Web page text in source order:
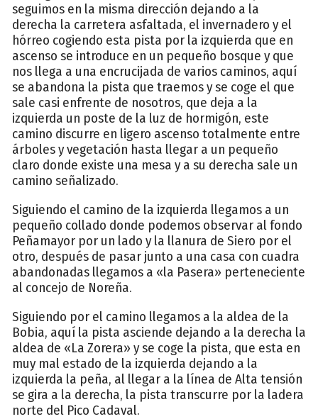
seguimos en la misma dirección dejando a la
derecha la carretera asfaltada, el invernadero y el
hórreo cogiendo esta pista por la izquierda que en
ascenso se introduce en un pequeño bosque y que
nos llega a una encrucijada de varios caminos, aquí
se abandona la pista que traemos y se coge el que
sale casi enfrente de nosotros, que deja a la
izquierda un poste de la luz de hormigón, este
camino discurre en ligero ascenso totalmente entre
árboles y vegetación hasta llegar a un pequeño
claro donde existe una mesa y a su derecha sale un
camino señalizado.
Siguiendo el camino de la izquierda llegamos a un
pequeño collado donde podemos observar al fondo
Peñamayor por un lado y la llanura de Siero por el
otro, después de pasar junto a una casa con cuadra
abandonadas llegamos a «la Pasera» perteneciente
al concejo de Noreña.
Siguiendo por el camino llegamos a la aldea de la
Bobia, aquí la pista asciende dejando a la derecha la
aldea de «La Zorera» y se coge la pista, que esta en
muy mal estado de la izquierda dejando a la
izquierda la peña, al llegar a la línea de Alta tensión
se gira a la derecha, la pista transcurre por la ladera
norte del Pico Cadaval.